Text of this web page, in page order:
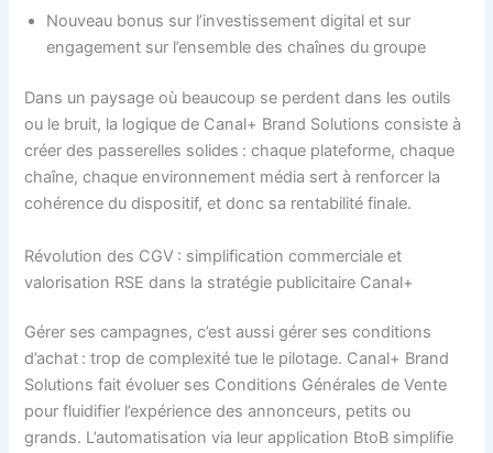
Nouveau bonus sur l’investissement digital et sur
engagement sur l’ensemble des chaînes du groupe
Dans un paysage où beaucoup se perdent dans les outils
ou le bruit, la logique de Canal+ Brand Solutions consiste à
créer des passerelles solides : chaque plateforme, chaque
chaîne, chaque environnement média sert à renforcer la
cohérence du dispositif, et donc sa rentabilité finale.
Révolution des CGV : simplification commerciale et
valorisation RSE dans la stratégie publicitaire Canal+
Gérer ses campagnes, c’est aussi gérer ses conditions
d’achat : trop de complexité tue le pilotage. Canal+ Brand
Solutions fait évoluer ses Conditions Générales de Vente
pour fluidifier l’expérience des annonceurs, petits ou
grands. L’automatisation via leur application BtoB simplifie